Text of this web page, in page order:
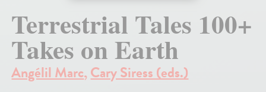
Terrestrial Tales 100+
Takes on Earth
Angélil Marc,Cary Siress (eds.)